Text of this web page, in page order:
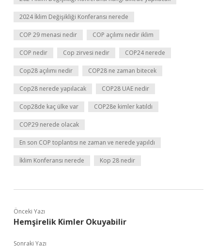
2024 İklim Değişikliği Konferansı nerede
COP 29 menasi nedir COP açılımı nedir iklim
COP nedir Cop zirvesi nedir COP24 nerede
Cop28 açılımı nedir COP28 ne zaman bitecek
Cop28 nerede yapılacak COP28 UAE nedir
Cop28de kaç ülke var COP28e kimler katıldı
COP29 nerede olacak
En son COP toplantısı ne zaman ve nerede yapıldı
İklim Konferansı nerede Kop 28 nedir
Önceki Yazı
Hemşirelik Kimler Okuyabilir
Sonraki Yazı